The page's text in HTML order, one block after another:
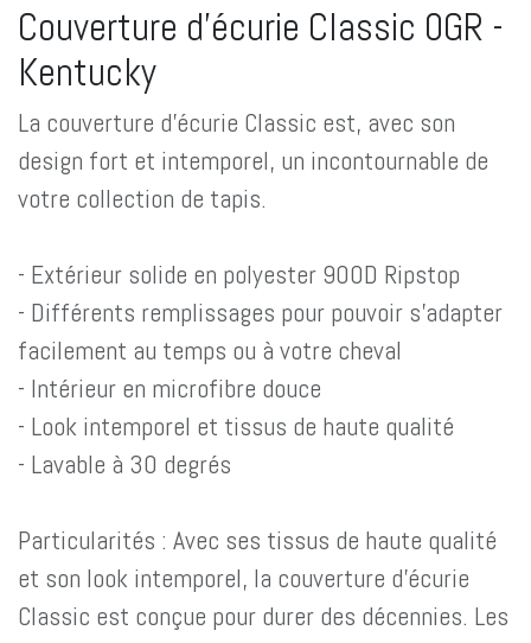
Couverture d'écurie Classic 0GR -
Kentucky
La couverture d’écurie Classic est, avec son
design fort et intemporel, un incontournable de
votre collection de tapis.
- Extérieur solide en polyester 900D Ripstop
- Différents remplissages pour pouvoir s'adapter
facilement au temps ou à votre cheval
- Intérieur en microfibre douce
- Look intemporel et tissus de haute qualité
- Lavable à 30 degrés
Particularités : Avec ses tissus de haute qualité
et son look intemporel, la couverture d’écurie
Classic est conçue pour durer des décennies. Les